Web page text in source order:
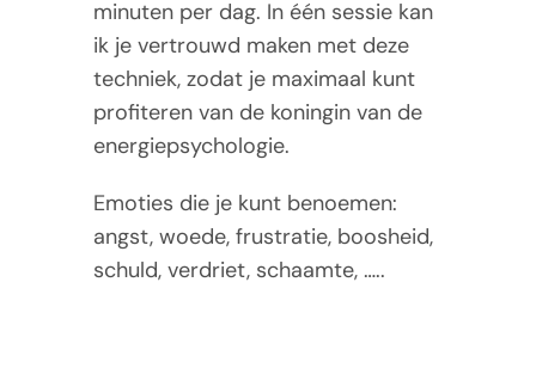
minuten per dag. In één sessie kan
ik je vertrouwd maken met deze
techniek, zodat je maximaal kunt
profiteren van de koningin van de
energiepsychologie.
Emoties die je kunt benoemen:
angst, woede, frustratie, boosheid,
schuld, verdriet, schaamte, …..